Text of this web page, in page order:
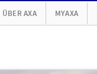
ÜBER AXA MYAXA